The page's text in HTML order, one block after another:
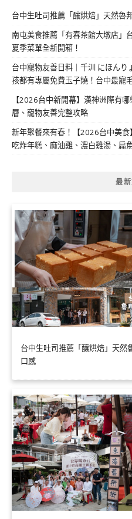
台中生吐司推薦「釀烘焙」天然魯
南屯美食推薦「有春茶館大墩店」
夏季菜單全新開箱！
台中寵物友善日料｜千汌 にほん
孩都有專屬免費玉子燒！台中最寵
【2026台中新開幕】漢神洲際有
層、寵物友善完整攻略
新年聚餐來有春！【2026台中美
吃炸年糕、麻油雞、濃白雞湯、扁
最
台中生吐司推薦「釀烘焙」天
口感